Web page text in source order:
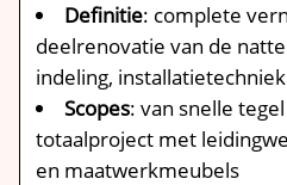
Definitie: complete
deelrenovatie van de
indeling,
Scopes: van snelle
totaalproject met
en maatwerkmeubels